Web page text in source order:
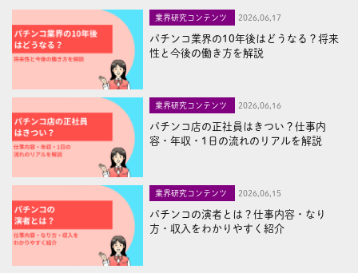
業界研究コンテンツ 2026,06,17
パチンコ業界の10年後はどうなる？将来
性と今後の働き方を解説
業界研究コンテンツ 2026,06,16
パチンコ店の正社員はきつい？仕事内
容・年収・1日の流れのリアルを解説
業界研究コンテンツ 2026,06,15
パチンコの演者とは？仕事内容・なり
方・収入をわかりやすく紹介